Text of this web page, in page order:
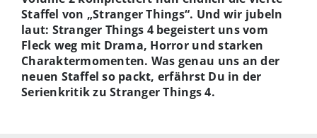
Staffel von „Stranger Things“. Und wir jubeln
laut: Stranger Things 4 begeistert uns vom
Fleck weg mit Drama, Horror und starken
Charaktermomenten. Was genau uns an der
neuen Staffel so packt, erfährst Du in der
Serienkritik zu Stranger Things 4.